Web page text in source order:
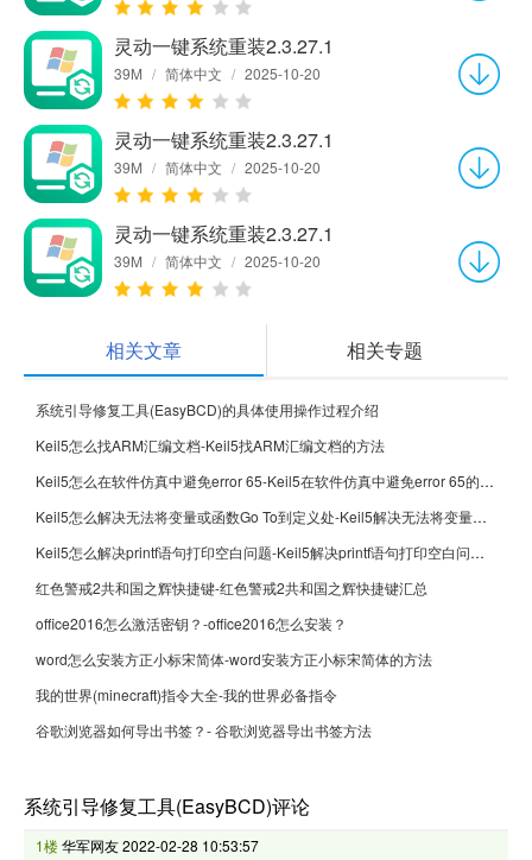
灵动一键系统重装2.3.27.1
39M / 简体中文 / 2025-10-20
灵动一键系统重装2.3.27.1
39M / 简体中文 / 2025-10-20
灵动一键系统重装2.3.27.1
39M / 简体中文 / 2025-10-20
相关文章 相关专题
系统引导修复工具(EasyBCD)的具体使用操作过程介绍
Keil5怎么找ARM汇编文档-Keil5找ARM汇编文档的方法
Keil5怎么在软件仿真中避免error 65-Keil5在软件仿真中避免error 65的方法
Keil5怎么解决无法将变量或函数Go To到定义处-Keil5解决无法将变量或函数Go To到定义处的方法
Keil5怎么解决printf语句打印空白问题-Keil5解决printf语句打印空白问题的方法
红色警戒2共和国之辉快捷键-红色警戒2共和国之辉快捷键汇总
office2016怎么激活密钥？-office2016怎么安装？
word怎么安装方正小标宋简体-word安装方正小标宋简体的方法
我的世界(minecraft)指令大全-我的世界必备指令
谷歌浏览器如何导出书签？- 谷歌浏览器导出书签方法
系统引导修复工具(EasyBCD)评论
1楼华军网友2022-02-28 10:53:57